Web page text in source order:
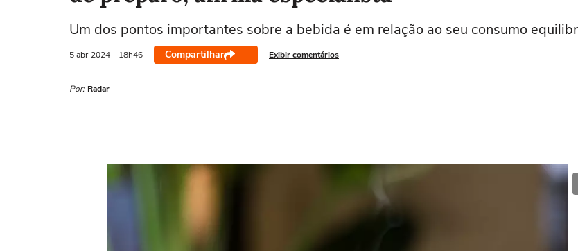
Um dos pontos importantes sobre a bebida é em relação ao seu consumo
5 abr 2024 - 18h46 Compartilhar Exibir comentários
Por: Radar